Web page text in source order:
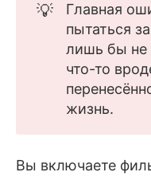
💡
Главная
пытаться
лишь бы не
что-то
жизнь.
Вы включаете